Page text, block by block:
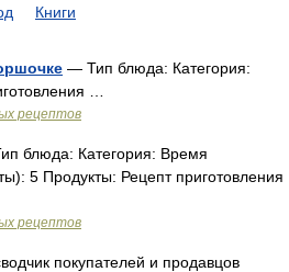
Книги
— Тип блюда: Категория:
…
рецептов
блюда: Категория: Время
5 Продукты: Рецепт приготовления
рецептов
покупателей и продавцов